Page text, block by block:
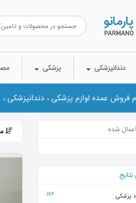
دندانپزشکی پزشکی
فروش عمده لوازم پزشکی ، دندانپزشکی
شده
پزشکی
176